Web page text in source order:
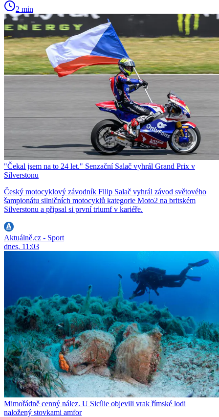
2 min
"Čekal jsem na to 24 let." Senzační Salač vyhrál Grand Prix v
Silverstonu
Český motocyklový závodník Filip Salač vyhrál závod světového
šampionátu silničních motocyklů kategorie Moto2 na britském
Silverstonu a připsal si první triumf v kariéře.
Aktuálně.cz - Sport
dnes, 11:03
Mimořádně cenný nález. U Sicílie objevili vrak římské lodi
naložený stovkami amfor